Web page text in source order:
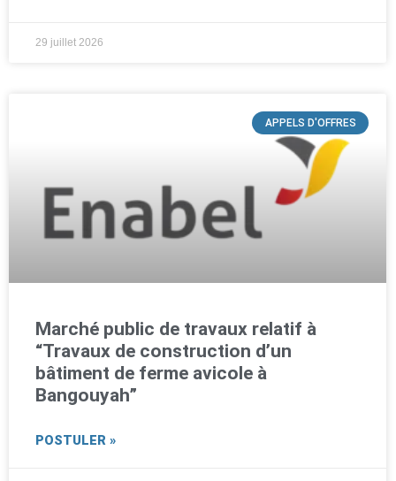
29 juillet 2026
APPELS D'OFFRES
Marché public de travaux relatif à
“Travaux de construction d’un
bâtiment de ferme avicole à
Bangouyah”
POSTULER »